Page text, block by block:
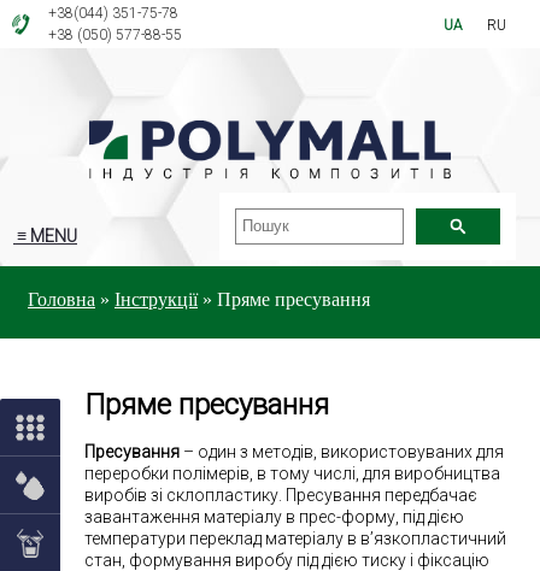
+38(044) 351-75-78
+38 (050) 577-88-55
UA RU
≡ MENU
Головна » Інструкції» Пряме пресування
Пряме пресування
Пресування – один з методів, використовуваних для
переробки полімерів, в тому числі, для виробництва
виробів зі склопластику. Пресування передбачає
завантаження матеріалу в прес-форму, під дією
температури переклад матеріалу в в’язкопластичний
стан, формування виробу під дією тиску і фіксацію